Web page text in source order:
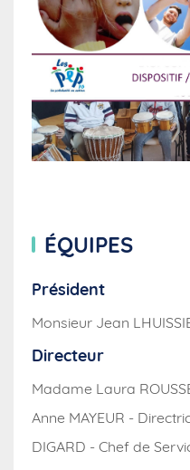
ÉQUIPES
Président
Monsieur Jean
Directeur
Madame Laura
Anne MAYEUR -
DIGARD - Chef de